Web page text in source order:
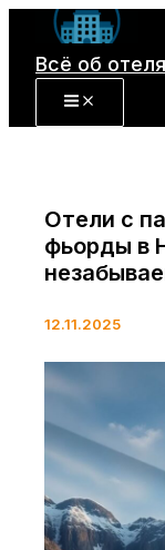
Перейти
содержимому
Всё об
Отели с
фьорды в
12.11.2025